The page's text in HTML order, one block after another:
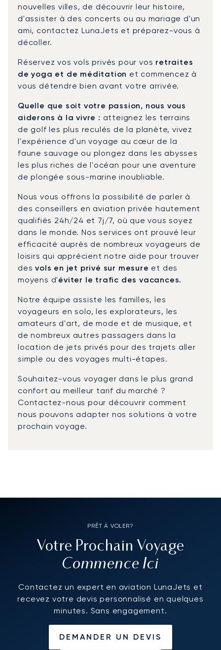
nouvelles villes, de découvrir leur histoire,
d'assister à des concerts ou au mariage d'un
ami, contactez LunaJets et préparez-vous à
décoller.
Réservez vos vols privés pour vos retraites
de yoga et de méditation et commencez à
vous détendre bien avant votre arrivée.
Quelle que soit votre passion, nous vous
aiderons à la vivre : atteignez les terrains
de golf les plus reculés de la planète, vivez
l'expérience d'un voyage au cœur de la
faune sauvage ou plongez dans les abysses
les plus riches de l'océan pour une aventure
de plongée sous-marine inoubliable.
Nous vous offrons la possibilité de parler à
des conseillers en aviation privée hautement
qualifiés 24h/24 et 7j/7, où que vous soyez
dans le monde. Nos services ont prouvé leur
efficacité auprès de nombreux voyageurs de
loisirs qui apprécient notre aide pour trouver
desvols en jet privé sur mesure et des
moyens d'éviter le trafic des vacances.
Notre équipe assiste les familles, les
voyageurs en solo, les explorateurs, les
amateurs d'art, de mode et de musique, et
de nombreux autres passagers dans la
location de jets privés pour des trajets aller
simple ou des voyages multi-étapes.
Souhaitez-vous voyager dans le plus grand
confort au meilleur tarif du marché ?
Contactez-nous pour découvrir comment
nous pouvons adapter nos solutions à votre
prochain voyage.
PRÊT À VOLER?
Votre Prochain Voyage
Commence Ici
Contactez un expert en aviation LunaJets et
recevez votre devis personnalisé en quelques
minutes. Sans engagement.
DEMANDER UN DEVIS